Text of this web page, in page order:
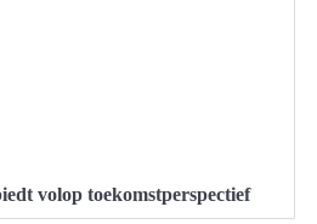
volop toekomstperspectief